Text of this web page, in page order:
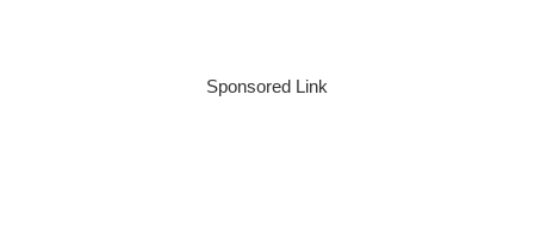
Sponsored Link